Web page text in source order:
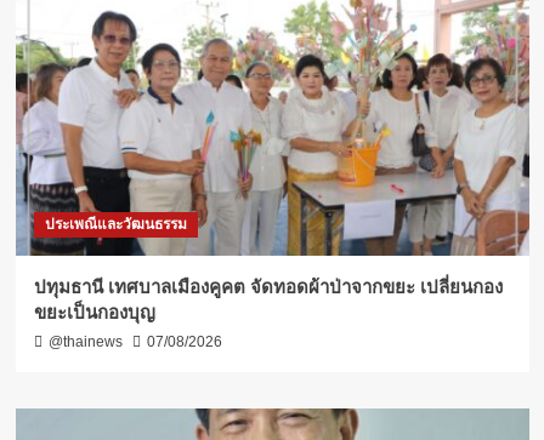
ประเพณีและวัฒนธรรม
ปทุมธานี เทศบาลเมืองคูคต จัดทอดผ้าป่าจากขยะ เปลี่ยนกอง
ขยะเป็นกองบุญ
@thainews 07/08/2026